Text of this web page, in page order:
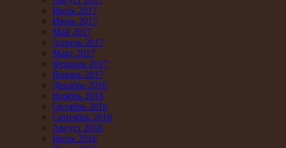
Июль 2017
Июнь 2017
Май 2017
Апрель 2017
Март 2017
Февраль 2017
Январь 2017
Декабрь 2016
Ноябрь 2016
Октябрь 2016
Сентябрь 2016
Август 2016
Июль 2016